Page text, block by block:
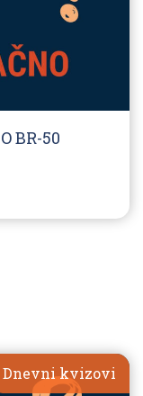
BR-50
Dnevni kvizovi